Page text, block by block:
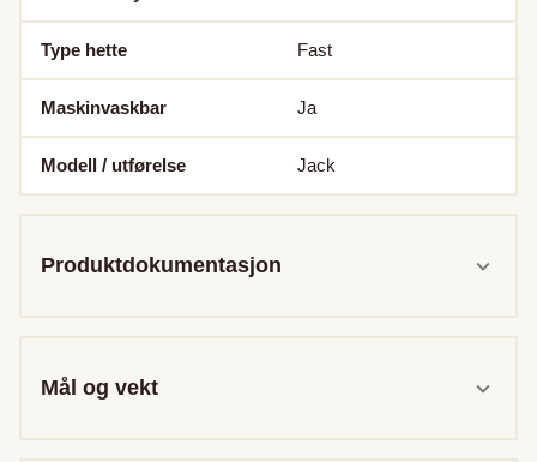
Type hette Fast
Maskinvaskbar Ja
Modell / utførelse Jack
Produktdokumentasjon
Mål og vekt